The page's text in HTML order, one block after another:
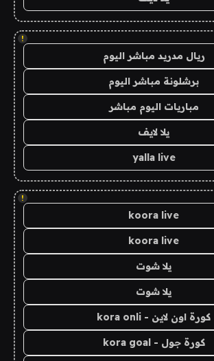
!
ريال مدريد مباشر اليوم
برشلونة مباشر اليوم
مباريات اليوم مباشر
يلا لايف
yalla live
!
koora live
koora live
يلا شوت
يلا شوت
كورة اون لاين - kora onli
كورة جول - kora goal